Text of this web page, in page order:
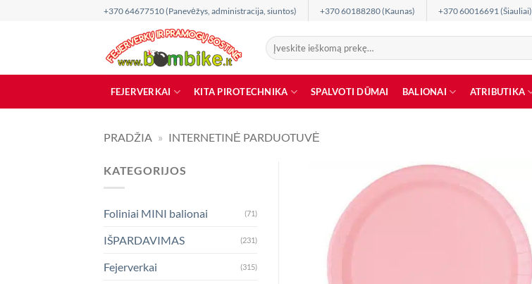
+370 64677510 (Panevėžys, administracija, siuntos) +370 60188280 (Kaunas) +370 60016691 (Šiauliai)
Ieškoti:
FEJERVERKAI KITA PIROTECHNIKA SPALVOTI DŪMAI BALIONAI ATRIBUTIKA
PRADŽIA » INTERNETINĖ PARDUOTUVĖ
KATEGORIJOS
Foliniai MINI balionai (71)
IŠPARDAVIMAS (231)
Fejerverkai (315)